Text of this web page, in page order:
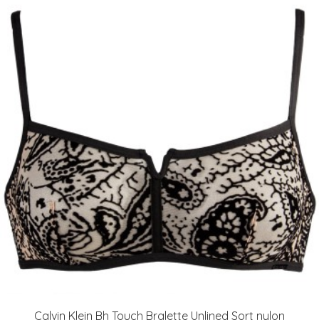
Calvin Klein Bh Touch Bralette Unlined Sort nylon